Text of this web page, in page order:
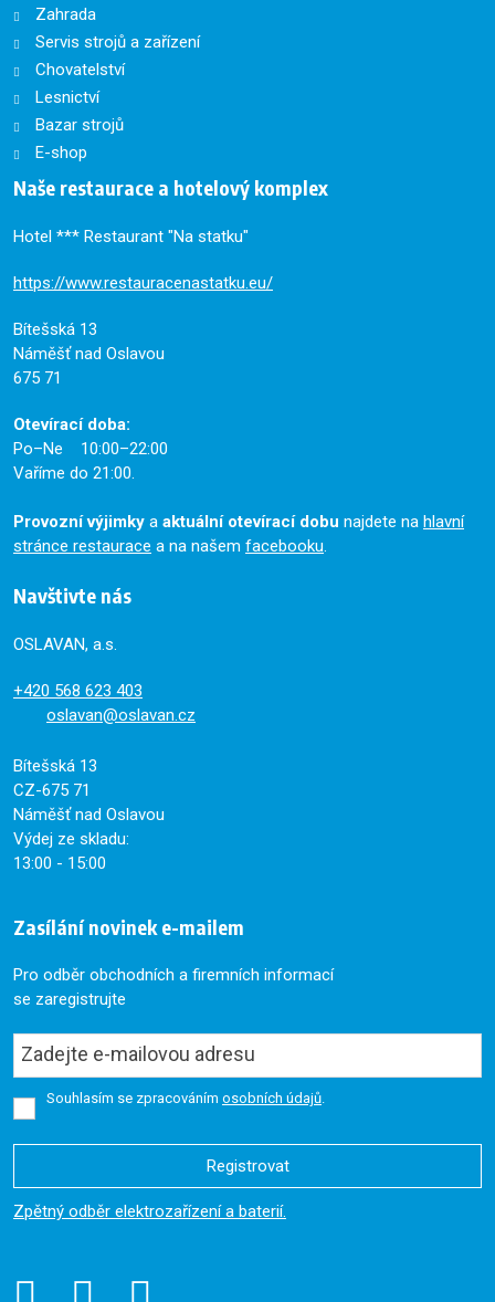
Zahrada
Servis strojů a zařízení
Chovatelství
Lesnictví
Bazar strojů
E-shop
Naše restaurace a hotelový komplex
Hotel *** Restaurant "Na statku"
https://www.restauracenastatku.eu/
Bítešská 13
Náměšť nad Oslavou
675 71
Otevírací doba:
Po–Ne 10:00–22:00
Vaříme do 21:00.
Provozní výjimky a aktuální otevírací dobu najdete na hlavní
stránce restaurace a na našem facebooku.
Navštivte nás
OSLAVAN, a.s.
+420 568 623 403
oslavan@oslavan.cz
Bítešská 13
CZ-675 71
Náměšť nad Oslavou
Výdej ze skladu:
13:00 - 15:00
Zasílání novinek e-mailem
Pro odběr obchodních a firemních informací
se zaregistrujte
Souhlasím se zpracováním osobních údajů.
Registrovat
Formulář
odeslat.
Zpětný odběr elektrozařízení a baterií.